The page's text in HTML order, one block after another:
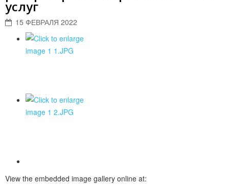
услуг
15 ФЕВРАЛЯ 2022
View the embedded image gallery online at: